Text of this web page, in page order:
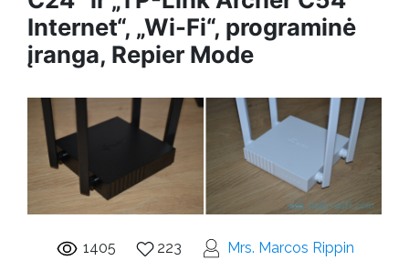
Internet“, „Wi-Fi“, programinė
įranga, Repier Mode
1405 223 Mrs. Marcos Rippin